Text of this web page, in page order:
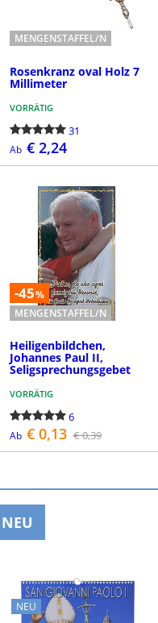
MENGENSTAFFEL/N
Rosenkranz oval Holz 7
Millimeter
VORRÄTIG
31
Ab € 2,24
-45%
MENGENSTAFFEL/N
Heiligenbildchen,
Johannes Paul II,
Seligsprechungsgebet
VORRÄTIG
6
Ab € 0,13 € 0,39
NEU
NEU